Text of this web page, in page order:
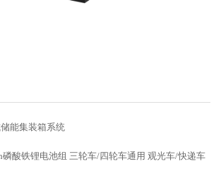
能集装箱系统
磷酸铁锂电池组 三轮车/四轮车通用 观光车/快递车